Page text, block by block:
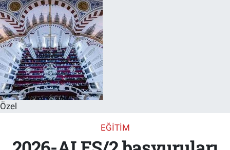
Özel
EĞITIM